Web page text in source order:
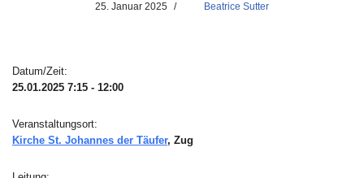
25. Januar 2025 Beatrice Sutter
Datum/Zeit:
25.01.2025 7:15 - 12:00
Veranstaltungsort:
Kirche St. Johannes der Täufer, Zug